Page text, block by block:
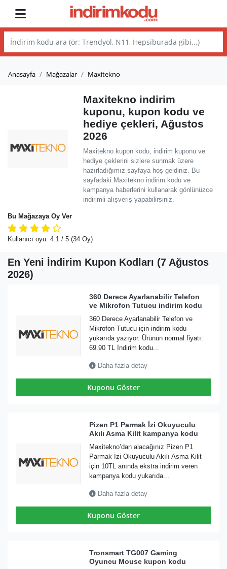
Anasayfa Mağazalar Maxitekno
Bu Mağazaya Oy Ver
Kullanıcı oyu: 4.1 / 5 (34 Oy)
Maxitekno indirim
kuponu, kupon kodu ve
hediye çekleri, Ağustos
2026
Maxitekno kupon kodu, indirim kuponu ve
hediye çeklerini sizlere sunmak üzere
hazırladığımız sayfaya hoş geldiniz. Bu
sayfadaki Maxitekno indirim kodu ve
kampanya haberlerini kullanarak gönlünüzce
indirimli alışveriş yapabilirsiniz.
En Yeni İndirim Kupon Kodları (7 Ağustos
2026)
360 Derece Ayarlanabilir Telefon
ve Mikrofon Tutucu indirim kodu
360 Derece Ayarlanabilir Telefon ve
Mikrofon Tutucu için indirim kodu
yukarıda yazıyor. Ürünün normal fiyatı:
69.90 TL İndirim kodu...
Daha fazla detay
Kuponu Göster
Pizen P1 Parmak İzi Okuyuculu
Akılı Asma Kilit kampanya kodu
Maxitekno’dan alacağınız Pizen P1
Parmak İzi Okuyuculu Akılı Asma Kilit
için 10TL anında ekstra indirim veren
kampanya kodu yukarıda...
Daha fazla detay
Kuponu Göster
Tronsmart TG007 Gaming
Oyuncu Mouse kupon kodu